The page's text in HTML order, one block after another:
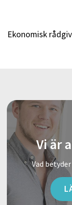
Ekonomisk
Vi är
Vad